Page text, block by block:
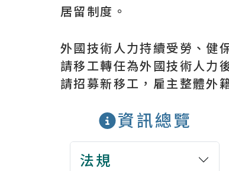
居留制度。
外國技術人力持續受勞、健
請移工轉任為外國技術人力
請招募新移工，雇主整體外
資訊總覽
法規